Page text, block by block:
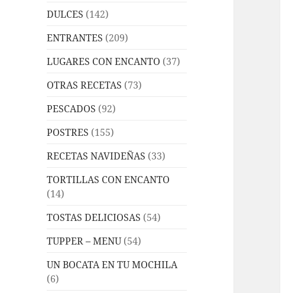
DULCES (142)
ENTRANTES (209)
LUGARES CON ENCANTO (37)
OTRAS RECETAS (73)
PESCADOS (92)
POSTRES (155)
RECETAS NAVIDEÑAS (33)
TORTILLAS CON ENCANTO
(14)
TOSTAS DELICIOSAS (54)
TUPPER – MENU(54)
UN BOCATA EN TU MOCHILA
(6)